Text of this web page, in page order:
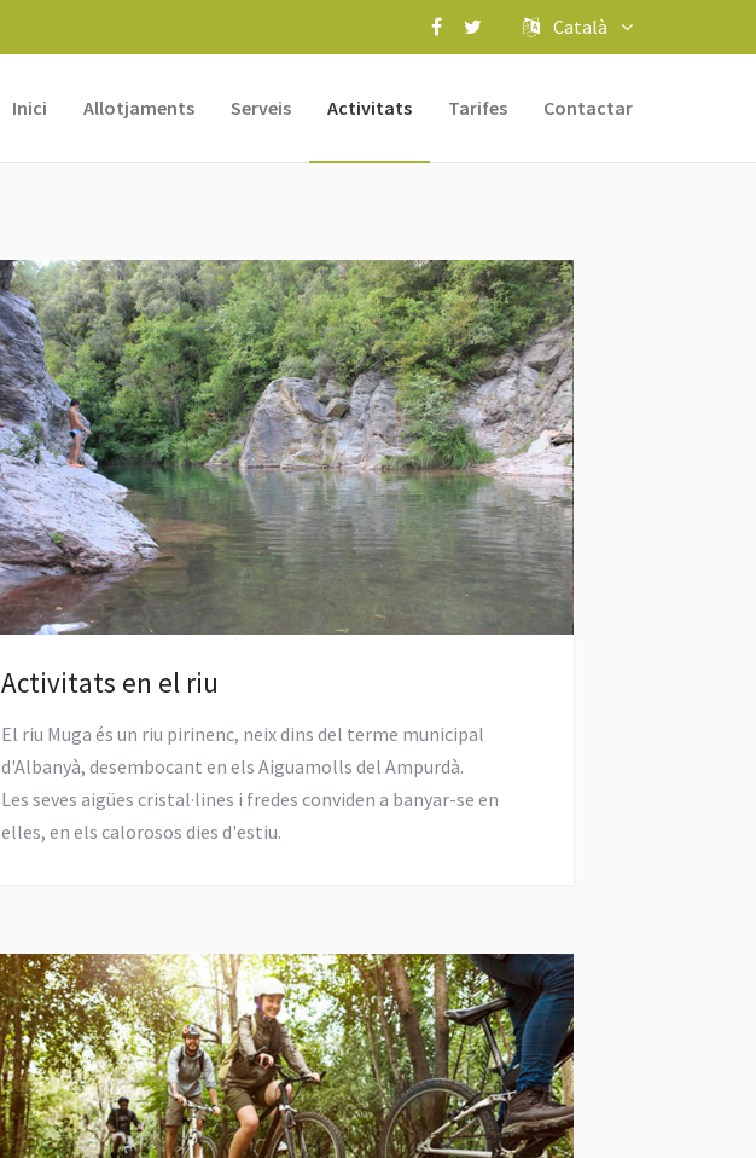
Català
Inici Allotjaments Serveis Activitats Tarifes Contactar
Activitats en el riu
El riu Muga és un riu pirinenc, neix dins del terme municipal
d'Albanyà, desembocant en els Aiguamolls del Ampurdà.
Les seves aigües cristal·lines i fredes conviden a banyar-se en
elles, en els calorosos dies d'estiu.